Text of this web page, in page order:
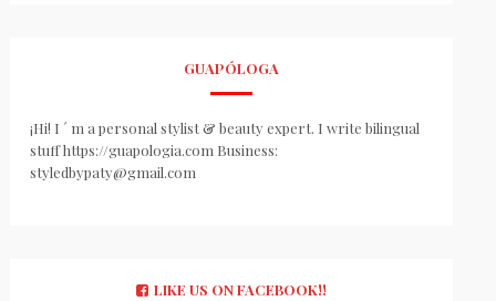
GUAPÓLOGA
¡Hi! I ´ m a personal stylist & beauty expert. I write bilingual
stuff https://guapologia.com Business:
styledbypaty@gmail.com
LIKE US ON FACEBOOK!!